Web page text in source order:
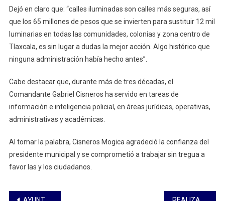
Dejó en claro que: “calles iluminadas son calles más seguras, así
que los 65 millones de pesos que se invierten para sustituir 12 mil
luminarias en todas las comunidades, colonias y zona centro de
Tlaxcala, es sin lugar a dudas la mejor acción. Algo histórico que
ninguna administración había hecho antes”.
Cabe destacar que, durante más de tres décadas, el
Comandante Gabriel Cisneros ha servido en tareas de
información e inteligencia policial, en áreas jurídicas, operativas,
administrativas y académicas.
Al tomar la palabra, Cisneros Mogica agradeció la confianza del
presidente municipal y se comprometió a trabajar sin tregua a
favor las y los ciudadanos.